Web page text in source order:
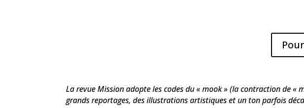
La revue Mission adopte les codes du « mook » (la contraction de «
grands reportages, des illustrations artistiques et un ton parfois